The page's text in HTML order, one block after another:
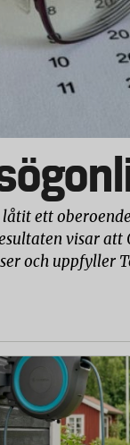
låtit ett
visar att
och uppfyller